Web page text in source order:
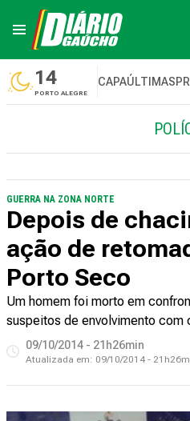
14
PORTO ALEGRE
CAPAÚLTIMAS
GUERRA NA ZONA NORTE
Depois de
ação de
Porto Seco
Um homem foi morto em
suspeitos de envolvimento com
09/10/2014 - 21h26min
Atualizada em: 09/10/2014 -